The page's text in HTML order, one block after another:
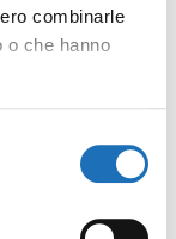
combinarle
o che hanno